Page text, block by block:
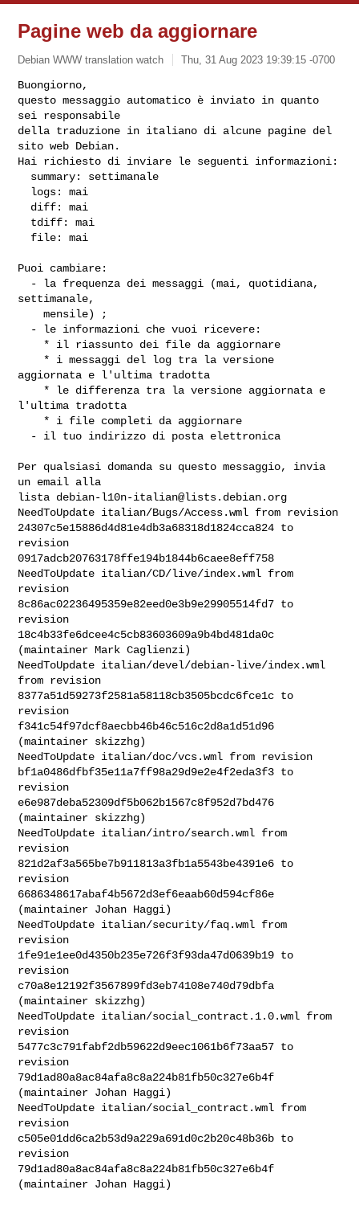
Pagine web da aggiornare
Debian WWW translation watch Thu, 31 Aug 2023 19:39:15 -0700
Buongiorno,
questo messaggio automatico è inviato in quanto
sei responsabile
della traduzione in italiano di alcune pagine del
sito web Debian.
Hai richiesto di inviare le seguenti informazioni:
  file: mai
Puoi cambiare:
settimanale,
    mensile) ;
aggiornata e l'ultima tradotta
l'ultima tradotta
Per qualsiasi domanda su questo messaggio, invia
un email alla
lista debian-l10n-italian@lists.debian.org
NeedToUpdate italian/Bugs/Access.wml from revision
24307c5e15886d4d81e4db3a68318d1824cca824 to
revision
0917adcb20763178ffe194b1844b6caee8eff758
NeedToUpdate italian/CD/live/index.wml from
revision
8c86ac02236495359e82eed0e3b9e29905514fd7 to
revision
18c4b33fe6dcee4c5cb83603609a9b4bd481da0c
(maintainer Mark Caglienzi)
NeedToUpdate italian/devel/debian-live/index.wml
from revision
8377a51d59273f2581a58118cb3505bcdc6fce1c to
revision
f341c54f97dcf8aecbb46b46c516c2d8a1d51d96
(maintainer skizzhg)
NeedToUpdate italian/doc/vcs.wml from revision
bf1a0486dfbf35e11a7ff98a29d9e2e4f2eda3f3 to
revision
e6e987deba52309df5b062b1567c8f952d7bd476
(maintainer skizzhg)
NeedToUpdate italian/intro/search.wml from
revision
821d2af3a565be7b911813a3fb1a5543be4391e6 to
revision
6686348617abaf4b5672d3ef6eaab60d594cf86e
(maintainer Johan Haggi)
NeedToUpdate italian/security/faq.wml from
revision
1fe91e1ee0d4350b235e726f3f93da47d0639b19 to
revision
c70a8e12192f3567899fd3eb74108e740d79dbfa
(maintainer skizzhg)
NeedToUpdate italian/social_contract.1.0.wml from
revision
5477c3c791fabf2db59622d9eec1061b6f73aa57 to
revision
79d1ad80a8ac84afa8c8a224b81fb50c327e6b4f
(maintainer Johan Haggi)
NeedToUpdate italian/social_contract.wml from
revision
c505e01dd6ca2b53d9a229a691d0c2b20c48b36b to
revision
79d1ad80a8ac84afa8c8a224b81fb50c327e6b4f